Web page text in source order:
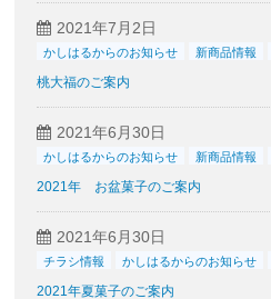
2021年7月2日
かしはるからのお知らせ 新商品情報
桃大福のご案内
2021年6月30日
かしはるからのお知らせ 新商品情報
2021年 お盆菓子のご案内
2021年6月30日
チラシ情報 かしはるからのお知らせ
2021年夏菓子のご案内